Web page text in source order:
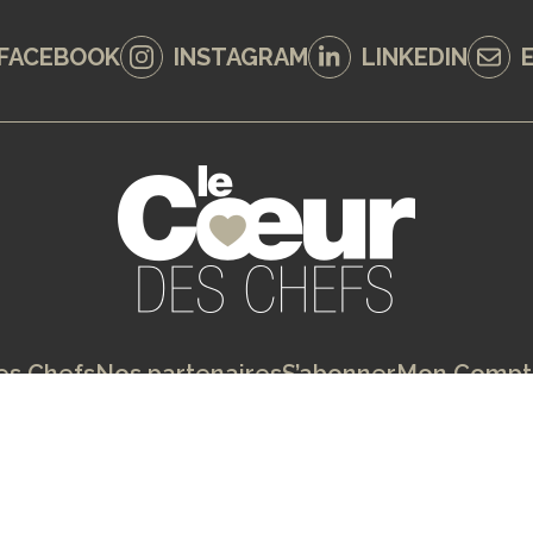
INSTAGRAM LINKEDIN
ChefsNos partenairesS’abonnerMon